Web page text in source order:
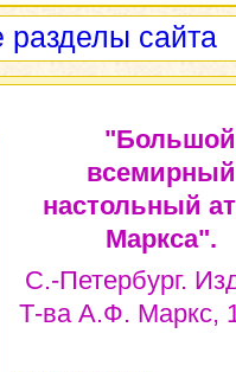
разделы сайта
"Большой
всемирный
настольный
Маркса".
С.-Петербург.
Т-ва А.Ф. Маркс,